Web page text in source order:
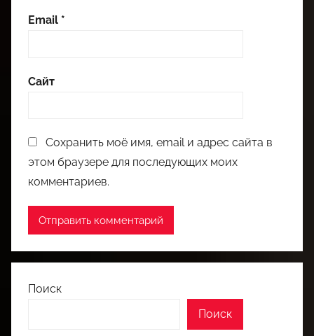
Email *
Сайт
Сохранить моё имя, email и адрес сайта в
этом браузере для последующих моих
комментариев.
Поиск
Поиск